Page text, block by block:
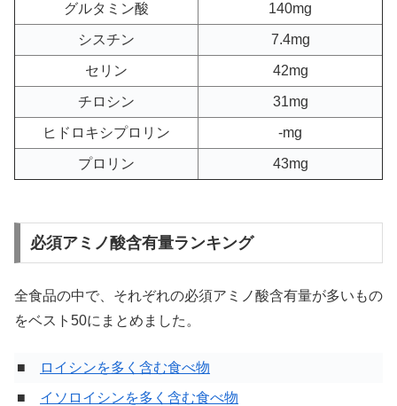
グルタミン酸 140mg
シスチン 7.4mg
セリン 42mg
チロシン 31mg
ヒドロキシプロリン -mg
プロリン 43mg
必須アミノ酸含有量ランキング
全食品の中で、それぞれの必須アミノ酸含有量が多いもの
をベスト50にまとめました。
■
ロイシンを多く含む食べ物
■ イソロイシンを多く含む食べ物